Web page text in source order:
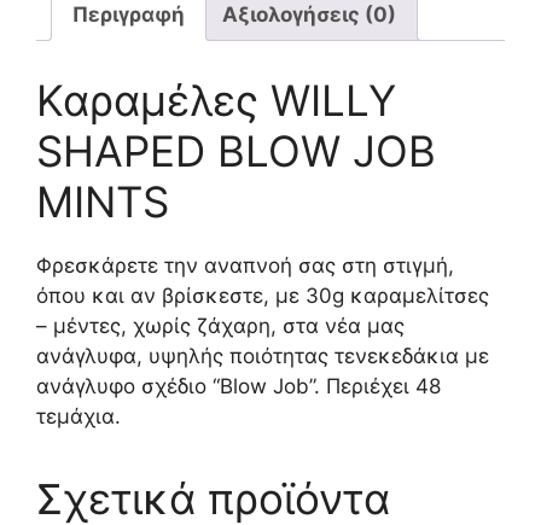
Περιγραφή Αξιολογήσεις (0)
Καραμέλες WILLY
SHAPED BLOW JOB
MINTS
Φρεσκάρετε την αναπνοή σας στη στιγμή,
όπου και αν βρίσκεστε, με 30g καραμελίτσες
– μέντες, χωρίς ζάχαρη, στα νέα μας
ανάγλυφα, υψηλής ποιότητας τενεκεδάκια με
ανάγλυφο σχέδιο “Blow Job”. Περιέχει 48
τεμάχια.
Σχετικά προϊόντα